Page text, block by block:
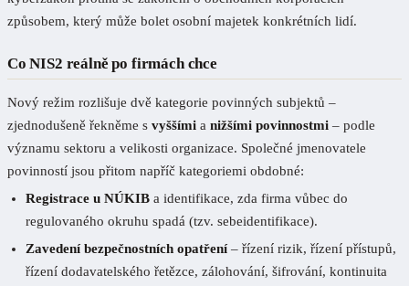
způsobem, který může bolet osobní majetek konkrétních lidí.
Co NIS2 reálně po firmách chce
Nový režim rozlišuje dvě kategorie povinných subjektů –
zjednodušeně řekněme s vyššími a nižšími povinnostmi – podle
významu sektoru a velikosti organizace. Společné jmenovatele
povinností jsou přitom napříč kategoriemi obdobné:
Registrace u NÚKIB a identifikace, zda firma vůbec do
regulovaného okruhu spadá (tzv. sebeidentifikace).
Zavedení bezpečnostních opatření– řízení rizik, řízení přístupů,
řízení dodavatelského řetězce, zálohování, šifrování, kontinuita